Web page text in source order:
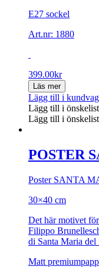
E27 sockel
Art.nr: 1880
399.00kr
Läs mer
Lägg till i
Lägg till i
Lägg till i
POSTER
Poster SANTA
30×40 cm
Det här motivet
Filippo
di Santa Maria
Matt